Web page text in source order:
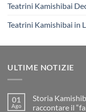
Teatrini Kamishibai
Teatrini Kamishibai in
ULTIME NOTIZIE
01
Ago
Storia
raccontare il